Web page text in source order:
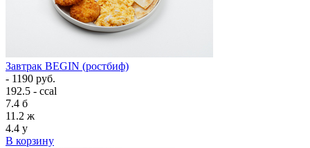
Завтрак BEGIN (ростбиф)
- 1190 руб.
192.5 - ccal
7.4 б
11.2 ж
4.4 у
В корзину